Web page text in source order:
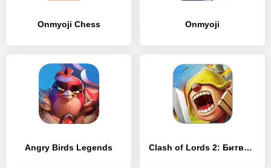
Onmyoji Chess Onmyoji
Angry Birds Legends Clash of Lords 2: Битва Легенд